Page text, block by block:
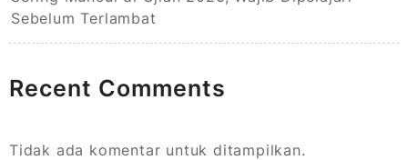
Sebelum Terlambat
Recent Comments
Tidak ada komentar untuk ditampilkan.